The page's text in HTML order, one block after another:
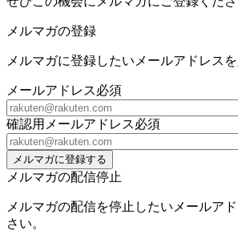
メルマガの登録
メルマガに登録したいメールアドレス
メールアドレス必須
確認用メールアドレス必須
メルマガに登録する
メルマガの配信停止
メルマガの配信を停止したいメールア
さい。